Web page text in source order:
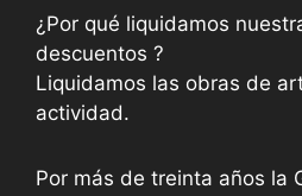
¿Por qué liquidamos
descuentos ?
Liquidamos las obras de
actividad.
Por más de treinta años la